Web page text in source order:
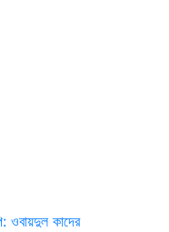
ওবায়দুল কাদের